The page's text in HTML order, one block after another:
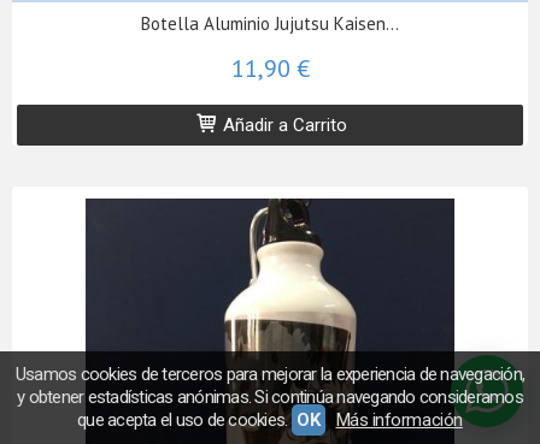
Botella Aluminio Jujutsu Kaisen...
11,90 €
Añadir a Carrito
Usamos cookies de terceros para mejorar la experiencia de navegación,
y obtener estadísticas anónimas. Si continúa navegando consideramos
que acepta el uso de cookies. OK Más información